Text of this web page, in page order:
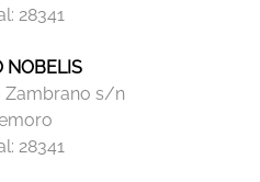
28341
NOBELIS
Zambrano s/n
28341